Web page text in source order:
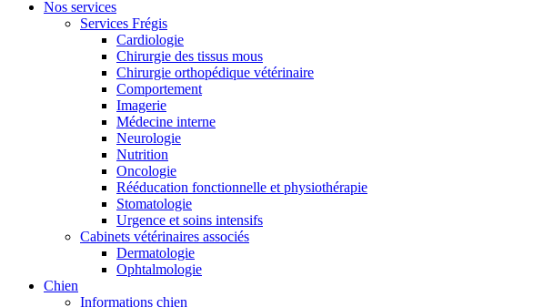
Nos services
Services Frégis
Cardiologie
Chirurgie des tissus mous
Chirurgie orthopédique vétérinaire
Comportement
Imagerie
Médecine interne
Neurologie
Nutrition
Oncologie
Rééducation fonctionnelle et physiothérapie
Stomatologie
Urgence et soins intensifs
Cabinets vétérinaires associés
Dermatologie
Ophtalmologie
Chien
Informations chien